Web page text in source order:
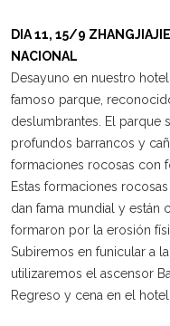
DIA 11, 15/9
NACIONAL
Desayuno en nuestro
famoso parque,
deslumbrantes. El parque
profundos barrancos y
formaciones rocosas con
Estas formaciones
dan fama mundial y están
formaron por la erosión
Subiremos en funicular a
utilizaremos el ascensor
Regreso y cena en el hotel.